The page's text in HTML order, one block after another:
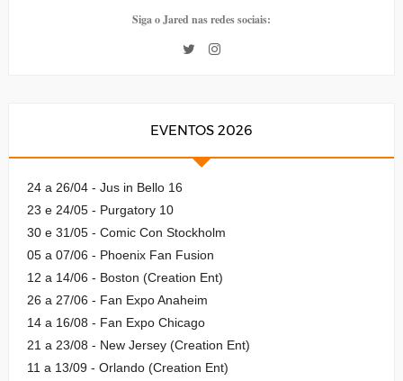
Siga o Jared nas redes sociais:
EVENTOS 2026
24 a 26/04 - Jus in Bello 16
23 e 24/05 - Purgatory 10
30 e 31/05 - Comic Con Stockholm
05 a 07/06 - Phoenix Fan Fusion
12 a 14/06 - Boston (Creation Ent)
26 a 27/06 - Fan Expo Anaheim
14 a 16/08 - Fan Expo Chicago
21 a 23/08 - New Jersey (Creation Ent)
11 a 13/09 - Orlando (Creation Ent)